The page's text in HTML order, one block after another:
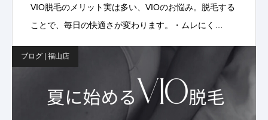
VIO脱毛のメリット実は多い、VIOのお悩み。脱毛する
ことで、毎日の快適さが変わります。・ムレにく…
ブログ | 福山店